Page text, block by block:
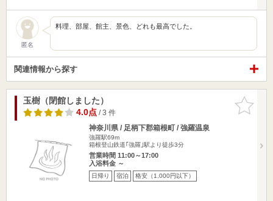
匿名
料理、部屋、館主、景色、どれも最高でした。
関連情報から探す
お気に入
りに追加
玉樹（閉館しました）
4.0点/ 3 件
神奈川県 / 足柄下郡箱根町 / 強羅温泉
強羅駅69m
箱根登山鉄道｢強羅｣駅より徒歩3分
営業時間 11:00～17:00
入浴料金 ～
日帰り 宿泊 格安（1,000円以下）